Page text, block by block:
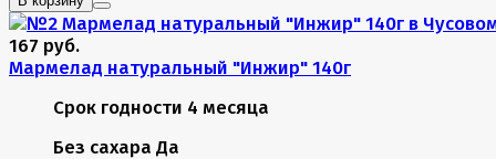
167 руб.
Мармелад натуральный "Инжир" 140г
Срок годности 4 месяца
Без сахара Да